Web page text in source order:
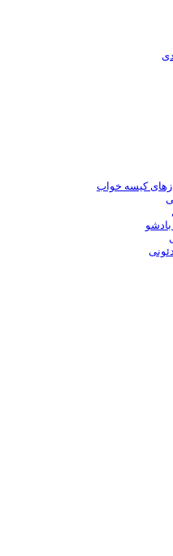
کیسه خواب
بادشو